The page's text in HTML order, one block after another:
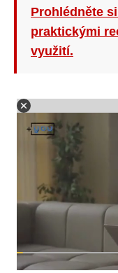
Prohlédněte
praktickými
využití.